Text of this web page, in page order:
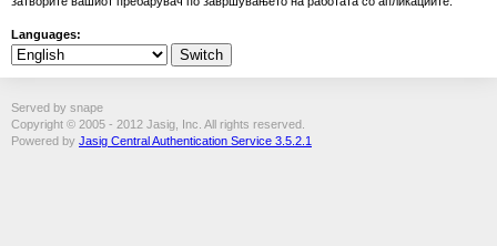
Languages:
Served by snape
Copyright © 2005 - 2012 Jasig, Inc. All rights reserved.
Powered by Jasig Central Authentication Service 3.5.2.1